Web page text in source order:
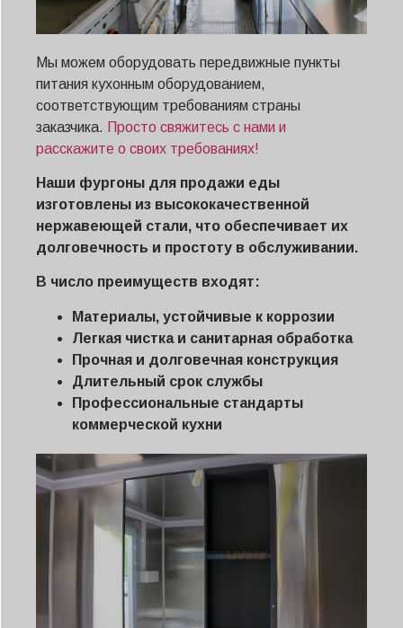
Мы можем оборудовать передвижные пункты
питания кухонным оборудованием,
соответствующим требованиям страны
заказчика. Просто свяжитесь с нами и
расскажите о своих требованиях!
Наши фургоны для продажи еды
изготовлены из высококачественной
нержавеющей стали, что обеспечивает их
долговечность и простоту в обслуживании.
В число преимуществ входят:
Материалы, устойчивые к коррозии
Легкая чистка и санитарная обработка
Прочная и долговечная конструкция
Длительный срок службы
Профессиональные стандарты
коммерческой кухни